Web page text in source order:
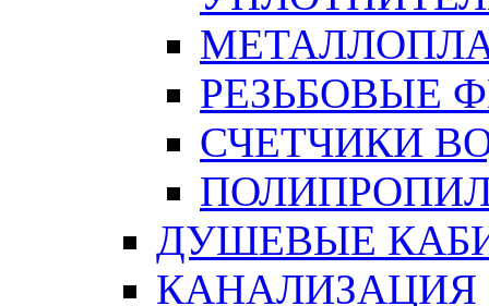
РЕЗЬБОВЫЕ
СЧЕТЧИКИ
ДУШЕВЫЕ
КАНАЛИЗАЦИЯ